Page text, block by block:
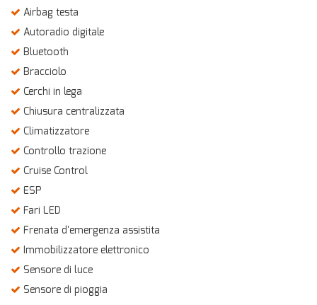
Airbag testa
Autoradio digitale
Bluetooth
Bracciolo
Cerchi in lega
Chiusura centralizzata
Climatizzatore
Controllo trazione
Cruise Control
ESP
Fari LED
Frenata d'emergenza assistita
Immobilizzatore elettronico
Sensore di luce
Sensore di pioggia